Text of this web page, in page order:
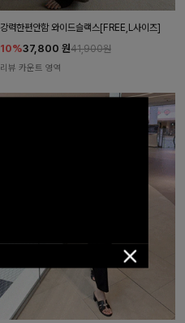
강력한편안함 와이드슬랙스[FREE,L사이즈]
10%37,800 원41,900원
리뷰 카운트 영역